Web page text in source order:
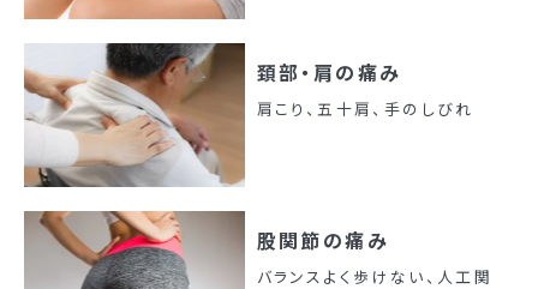
頚部・肩の痛み
肩こり、五十肩、手のしびれ
股関節の痛み
バランスよく歩けない、人工関